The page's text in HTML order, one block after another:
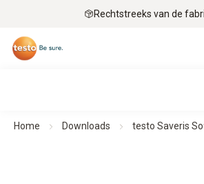
Rechtstreeks van de
Home Downloads testo Saveris